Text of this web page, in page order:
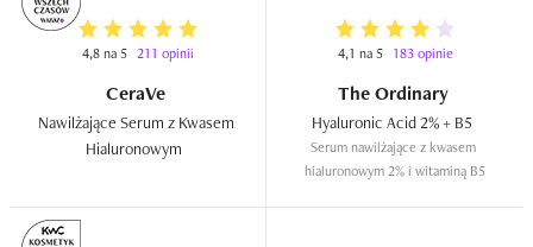
4,8 na 5 211 opinii
CeraVe
Nawilżające Serum z Kwasem
4,1 na 5 183 opinie
The Ordinary
Serum nawilżające z kwasem
hialuronowym 2% i witaminą B5